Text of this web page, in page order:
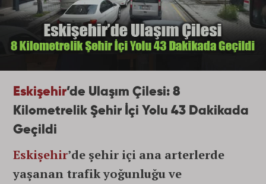
Eskişehir’de Ulaşım Çilesi: 8
Kilometrelik Şehir İçi Yolu 43 Dakikada
Geçildi
Eskişehir’de şehir içi ana arterlerde
yaşanan trafik yoğunluğu ve